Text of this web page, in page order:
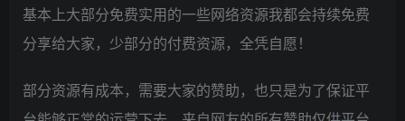
基本上大部分免费实用的一些网络资源我都会持续免费
分享给大家，少部分的付费资源，全凭自愿！
部分资源有成本，需要大家的赞助，也只是为了保证平